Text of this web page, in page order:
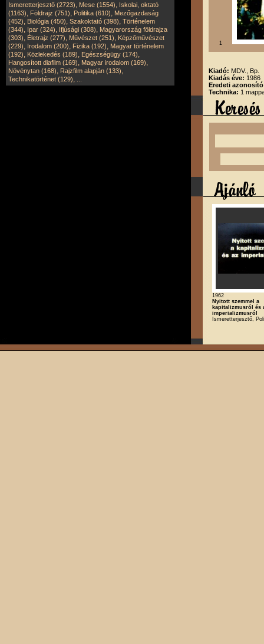
Ismeretterjesztő (2723), Mese (1554), Iskolai, oktató
(1163), Földrajz (751), Politika (610), Mezőgazdaság
(452), Biológia (450), Szakoktató (398), Történelem
(344), Ipar (324), Ifjúsági (308), Magyarország földrajza
(303), Életrajz (277), Művészet (251), Képzőművészet
(229), Irodalom (200), Fizika (192), Magyar történelem
(192), Közlekedés (189), Egészségügy (174),
Hangosított diafilm (169), Magyar irodalom (169),
Növénytan (168), Rajzfilm alapján (133),
Technikatörténet (129),
1
Kiadó: MDV., Bp.
Kiadás éve: 1986
Eredeti
Technika: 1
1962
Nyitott szemmel a
kapitalizmusról és
imperializmusról
Ismeretterjesztő,